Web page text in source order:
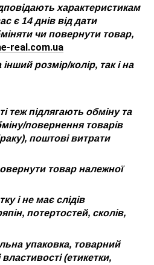
характеристикам
є 14 днів від дати
чи повернути товар,
real.com.ua
розмір/колір, так і на
теж підлягають обміну та
повернення товарів
поштові витрати
товар належної
і не має слідів
потертостей, сколів,
упаковка, товарний
(етикетки,